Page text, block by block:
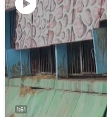
Воспроизвести
видео
1:51